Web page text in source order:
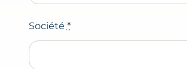
Société *